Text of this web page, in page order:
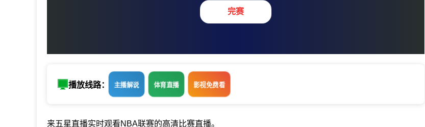
完赛
播放线路： 主播解说 体育直播 影视免费看
来五星直播实时观看NBA联赛的高清比赛直播。